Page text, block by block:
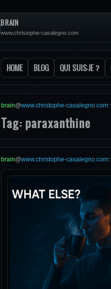
BRAIN
www.christophe-casalegno.com
HOME BLOG QUI SUIS-JE ?
brain@www.christophe-casalegno.com:
Tag: paraxanthine
brain@www.christophe-casalegno.com: